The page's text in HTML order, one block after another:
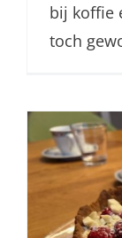
bij koffie
toch